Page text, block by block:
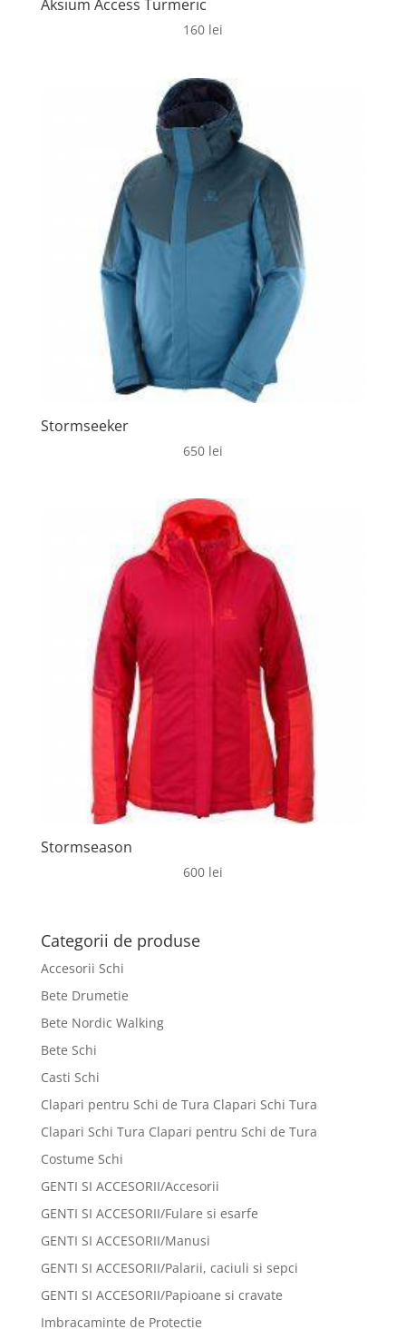
Aksium Access Turmeric
160 lei
Stormseeker
650 lei
Stormseason
600 lei
Categorii de produse
Accesorii Schi
Bete Drumetie
Bete Nordic Walking
Bete Schi
Casti Schi
Clapari pentru Schi de Tura Clapari Schi Tura
Clapari Schi Tura Clapari pentru Schi de Tura
Costume Schi
GENTI SI ACCESORII/Accesorii
GENTI SI ACCESORII/Fulare si esarfe
GENTI SI ACCESORII/Manusi
GENTI SI ACCESORII/Palarii, caciuli si sepci
GENTI SI ACCESORII/Papioane si cravate
Imbracaminte de Protectie